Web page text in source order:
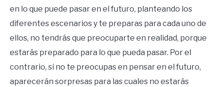
en lo que puede pasar en el futuro, planteando los
diferentes escenarios y te preparas para cada uno de
ellos, no tendrás que preocuparte en realidad, porque
estarás preparado para lo que pueda pasar. Por el
contrario, si no te preocupas en pensar en el futuro,
aparecerán sorpresas para las cuales no estarás